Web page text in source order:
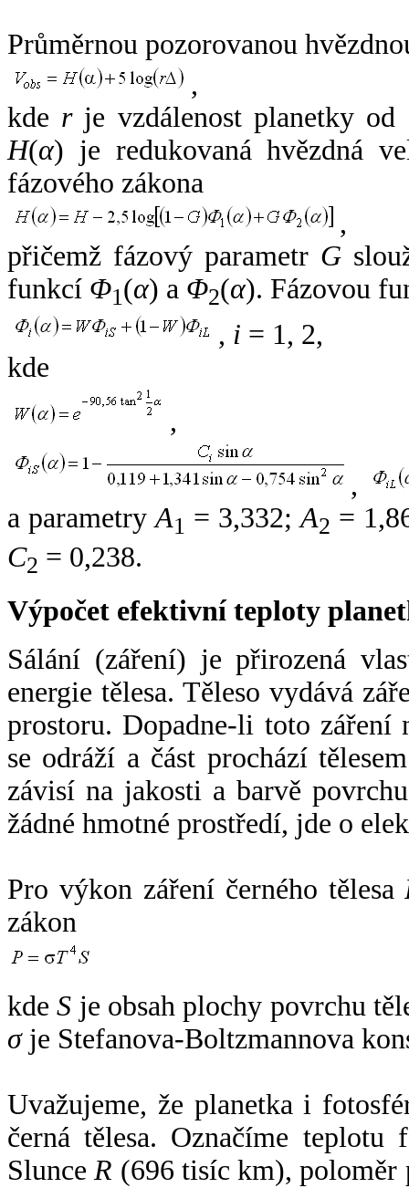
Průměrnou pozorovanou
,
kde rje vzdálenost planetky od
H(α) je redukovaná hvězdná
fázového zákona
,
přičemž fázový parametr G
funkcí Φ1(α) a Φ2(α). Fázovou
, i = 1, 2,
kde
,
,
a parametryA1 = 3,332;A2 =
C2 = 0,238.
Výpočet efektivní teploty
Sálání (záření) je přirozená
energie tělesa. Těleso vydává
prostoru. Dopadne-li toto záření
se odráží a část prochází
závisí na jakosti a barvě
žádné hmotné prostředí, jde o
Pro výkon záření černého tělesa
zákon
kdeS je obsah plochy povrchu
σje Stefanova-Boltzmannova
Uvažujeme, že planetka i
černá tělesa. Označíme
SlunceR (696 tisíc km),